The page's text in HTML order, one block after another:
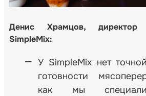
Денис Храмцов, директор
SimpleMix:
У SimpleMix нет
готовности
как мы